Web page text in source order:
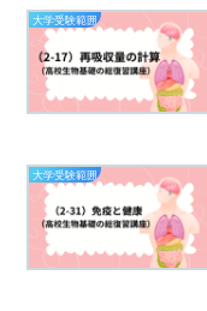
大学受験範囲
大学受験範囲